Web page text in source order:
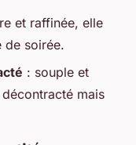
et raffinée, elle
de soirée.
: souple et
mais